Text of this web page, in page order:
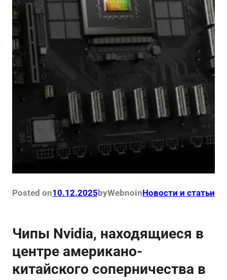
Posted on10.12.2025 byWebnoinНовости и статьи
Чипы Nvidia, находящиеся в
центре американо-
китайского соперничества в